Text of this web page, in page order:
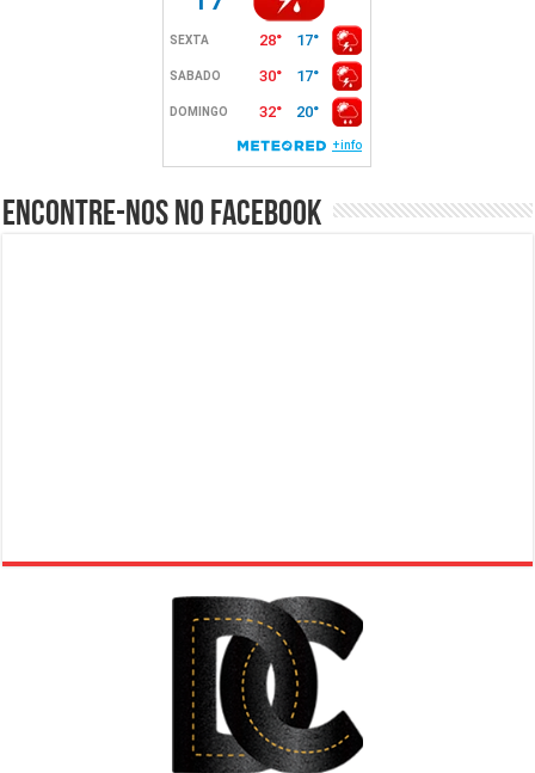
Encontre-nos no Facebook